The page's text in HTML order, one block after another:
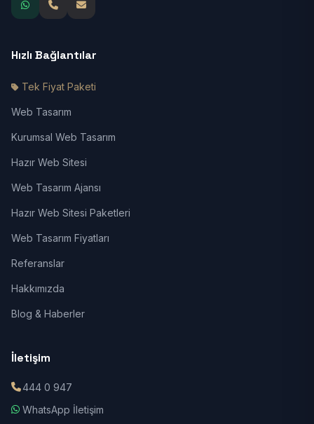
Hızlı Bağlantılar
Tek Fiyat Paketi
Web Tasarım
Kurumsal Web Tasarım
Hazır Web Sitesi
Web Tasarım Ajansı
Hazır Web Sitesi Paketleri
Web Tasarım Fiyatları
Referanslar
Hakkımızda
Blog & Haberler
İletişim
444 0 947
WhatsApp İletişim